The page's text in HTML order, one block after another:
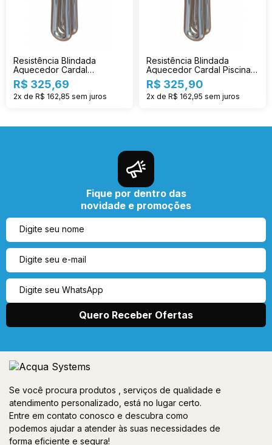
Resistência Blindada
Aquecedor Cardal
Individual 3t Re-124/2
R$ 325,69
2x de R$ 162,85 sem juros
Resistência Blindada
Aquecedor Cardal Piscina
Re-127/2
R$ 325,90
2x de R$ 162,95 sem juros
Fique por dentro das
novidade e promoções
Se você procura produtos , serviços de qualidade e
atendimento personalizado, está no lugar certo.
Entre em contato conosco e descubra como
podemos ajudar a atender às suas necessidades de
forma eficiente e segura!